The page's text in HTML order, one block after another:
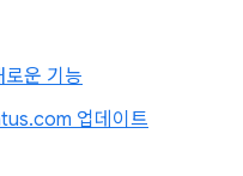
운 기능
업데이트